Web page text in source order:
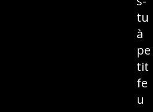
tu
à
pe
tit
fe
u